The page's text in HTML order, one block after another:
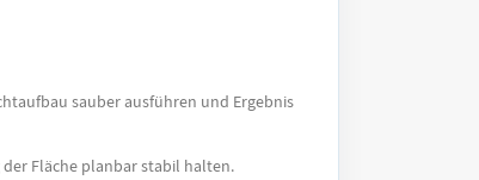
sauber ausführen und Ergebnis
Fläche planbar stabil halten.